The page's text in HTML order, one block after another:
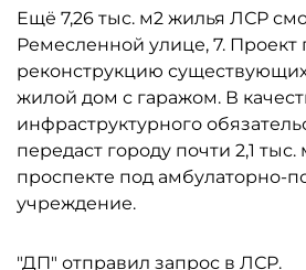
Ещё 7,26 тыс. м2 жилья ЛСР
Ремесленной улице, 7. Проект
реконструкцию
жилой дом с гаражом. В
инфраструктурного
передаст городу почти 2,1
проспекте под амбулаторно-
учреждение.
"ДП" отправил запрос в ЛСР.